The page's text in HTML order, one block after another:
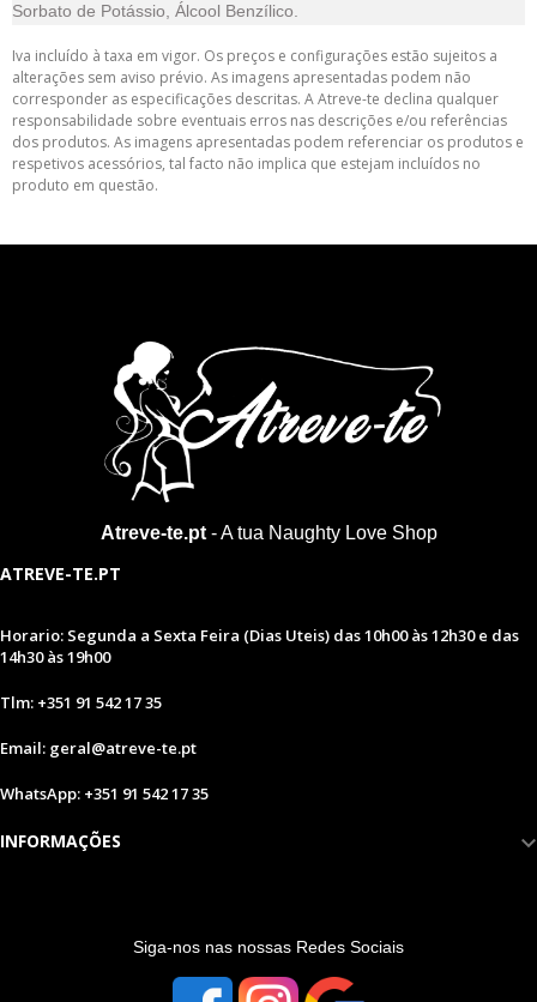
Sorbato de Potássio, Álcool Benzílico.
Iva incluído à taxa em vigor. Os preços e configurações estão sujeitos a
alterações sem aviso prévio. As imagens apresentadas podem não
corresponder as especificações descritas. A Atreve-te declina qualquer
responsabilidade sobre eventuais erros nas descrições e/ou referências
dos produtos. As imagens apresentadas podem referenciar os produtos e
respetivos acessórios, tal facto não implica que estejam incluídos no
produto em questão.
Atreve-te.pt- A tua Naughty Love Shop
ATREVE-TE.PT
Horario: Segunda a Sexta Feira (Dias Uteis) das 10h00 às 12h30 e das
14h30 às 19h00
Tlm: +351 91 542 17 35
Email: geral@atreve-te.pt
WhatsApp: +351 91 542 17 35
INFORMAÇÕES
Siga-nos nas nossas Redes Sociais